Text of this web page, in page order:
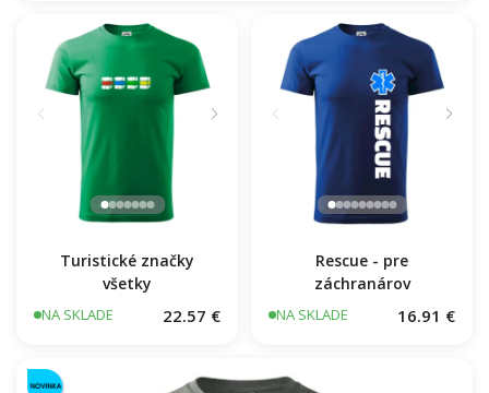
Turistické značky
všetky
NA SKLADE 22.57 €
Rescue - pre
záchranárov
NA SKLADE 16.91 €